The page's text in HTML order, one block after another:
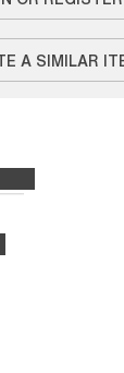
A SIMILAR